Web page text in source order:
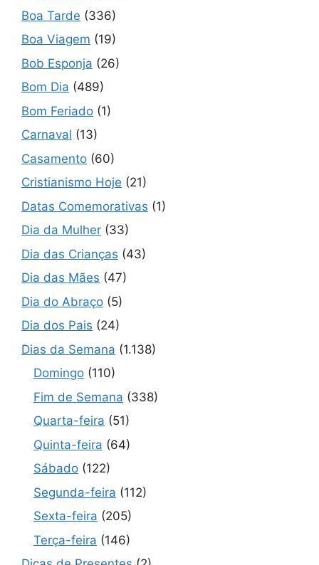
Boa Tarde (336)
Boa Viagem (19)
Bob Esponja (26)
Bom Dia (489)
Bom Feriado (1)
Carnaval (13)
Casamento (60)
Cristianismo Hoje (21)
Datas Comemorativas (1)
Dia da Mulher (33)
Dia das Crianças (43)
Dia das Mães (47)
Dia do Abraço (5)
Dia dos Pais (24)
Dias da Semana (1.138)
Domingo (110)
Fim de Semana (338)
Quarta-feira (51)
Quinta-feira (64)
Sábado (122)
Segunda-feira (112)
Sexta-feira (205)
Terça-feira (146)